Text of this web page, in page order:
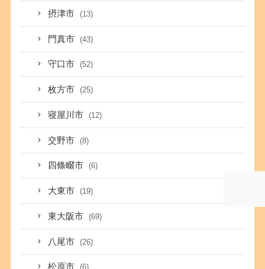
摂津市 (13)
門真市 (43)
守口市 (52)
枚方市 (25)
寝屋川市 (12)
交野市 (8)
四條畷市 (6)
大東市 (19)
東大阪市 (69)
八尾市 (26)
松原市 (6)